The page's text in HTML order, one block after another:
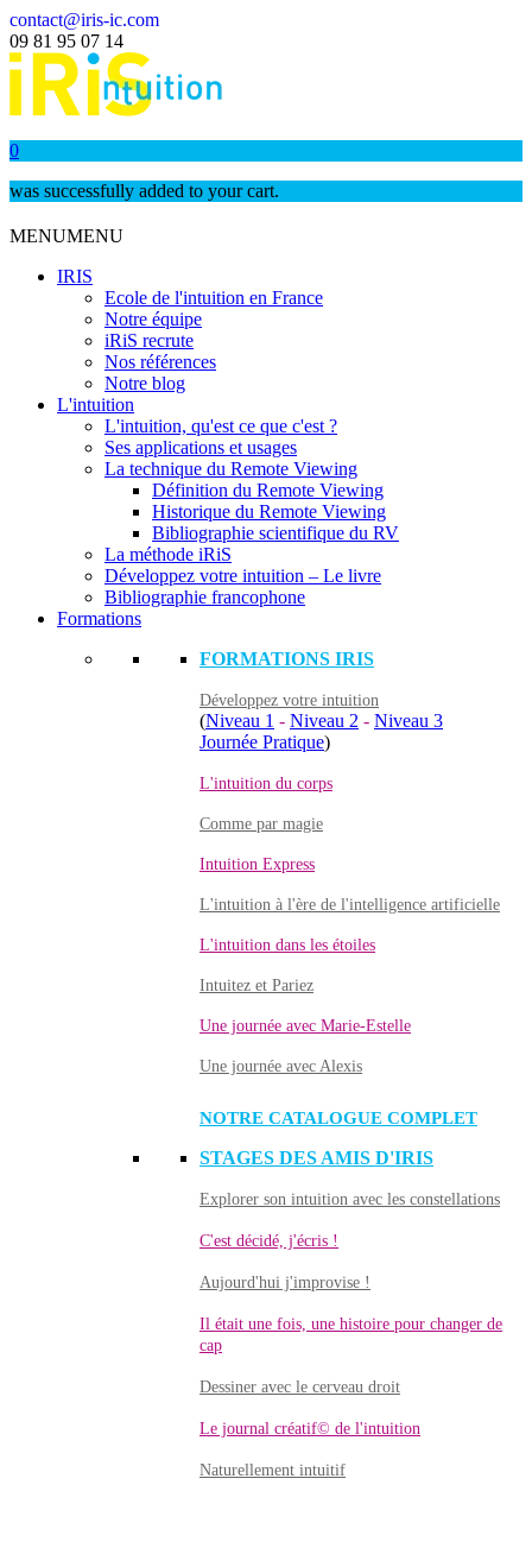
contact@iris-ic.com
09 81 95 07 14
0
was successfully added to your cart.
MENUMENU
IRIS
Ecole de l'intuition en France
Notre équipe
iRiS recrute
Nos références
Notre blog
L'intuition
L'intuition, qu'est ce que c'est ?
Ses applications et usages
La technique du Remote Viewing
Définition du Remote Viewing
Historique du Remote Viewing
Bibliographie scientifique du RV
La méthode iRiS
Développez votre intuition – Le livre
Bibliographie francophone
Formations
FORMATIONS IRIS
Développez votre intuition
(Niveau 1 - Niveau 2 - Niveau 3
Journée Pratique)
L'intuition du corps
Comme par magie
Intuition Express
L'intuition à l'ère de l'intelligence artificielle
L'intuition dans les étoiles
Intuitez et Pariez
Une journée avec Marie-Estelle
Une journée avec Alexis
NOTRE CATALOGUE COMPLET
STAGES DES AMIS D'IRIS
Explorer son intuition avec les constellations
C'est décidé, j'écris !
Aujourd'hui j'improvise !
Il était une fois, une histoire pour changer de
cap
Dessiner avec le cerveau droit
Le journal créatif© de l'intuition
Naturellement intuitif